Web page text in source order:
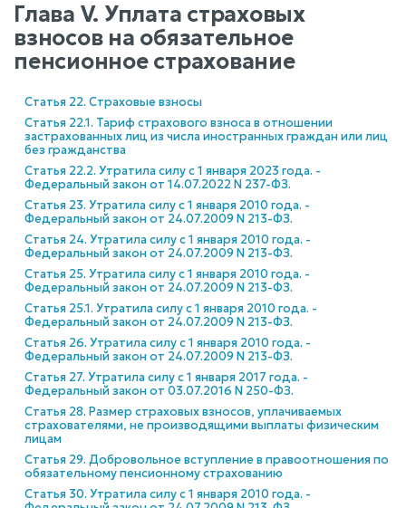
Глава V. Уплата страховых
взносов на обязательное
пенсионное страхование
Статья 22. Страховые взносы
Статья 22.1. Тариф страхового взноса в отношении
застрахованных лиц из числа иностранных граждан или лиц
без гражданства
Статья 22.2. Утратила силу с 1 января 2023 года. -
Федеральный закон от 14.07.2022 N 237-ФЗ.
Статья 23. Утратила силу с 1 января 2010 года. -
Федеральный закон от 24.07.2009 N 213-ФЗ.
Статья 24. Утратила силу с 1 января 2010 года. -
Федеральный закон от 24.07.2009 N 213-ФЗ.
Статья 25. Утратила силу с 1 января 2010 года. -
Федеральный закон от 24.07.2009 N 213-ФЗ.
Статья 25.1. Утратила силу с 1 января 2010 года. -
Федеральный закон от 24.07.2009 N 213-ФЗ.
Статья 26. Утратила силу с 1 января 2010 года. -
Федеральный закон от 24.07.2009 N 213-ФЗ.
Статья 27. Утратила силу с 1 января 2017 года. -
Федеральный закон от 03.07.2016 N 250-ФЗ.
Статья 28. Размер страховых взносов, уплачиваемых
страхователями, не производящими выплаты физическим
лицам
Статья 29. Добровольное вступление в правоотношения по
обязательному пенсионному страхованию
Статья 30. Утратила силу с 1 января 2010 года. -